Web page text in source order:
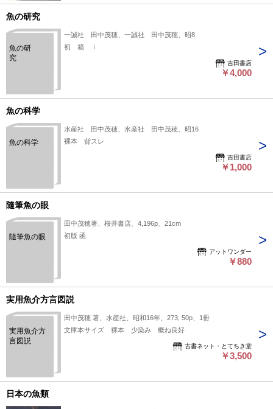
魚の研究
魚の研
究
一誠社 田中茂穂、一誠社 田中茂穂、昭8
初 箱 ｉ
吉田書店
￥4,000
魚の科学
魚の科学
水産社 田中茂穂、水産社 田中茂穂、昭16
裸本 背スレ
吉田書店
￥1,000
隨筆魚の眼
隨筆魚の眼
田中茂穂著、桜井書店、4,196p、21cm
初版 函
アットワンダー
￥880
実用魚介方言図説
実用魚介方
言図説
田中茂穂 著、水産社、昭和16年、273, 50p、1冊
文庫本サイズ 裸本 少染み 概ね良好
古書ネット・とてちき堂
￥3,500
日本の魚類